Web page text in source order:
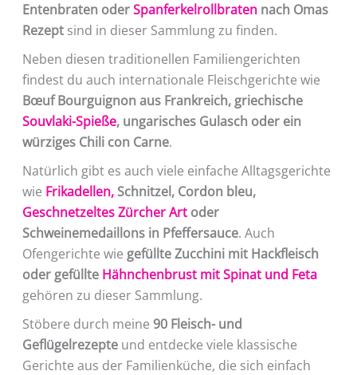
Entenbraten oderSpanferkelrollbratennach Omas
Rezeptsind in dieser Sammlung zu finden.
Neben diesen traditionellen Familiengerichten
findest du auch internationale Fleischgerichte wie
Bœuf Bourguignon aus Frankreich, griechische
Souvlaki-Spieße, ungarisches Gulasch oder ein
würziges Chili con Carne.
Natürlich gibt es auch viele einfache Alltagsgerichte
wie Frikadellen,Schnitzel, Cordon bleu,
Geschnetzeltes Zürcher Artoder
Schweinemedaillons in Pfeffersauce. Auch
Ofengerichte wie gefüllte Zucchini mit Hackfleisch
oder gefüllte Hähnchenbrust mit Spinat und Feta
gehören zu dieser Sammlung.
Stöbere durch meine 90 Fleisch- und
Geflügelrezepteund entdecke viele klassische
Gerichte aus der Familienküche, die sich einfach